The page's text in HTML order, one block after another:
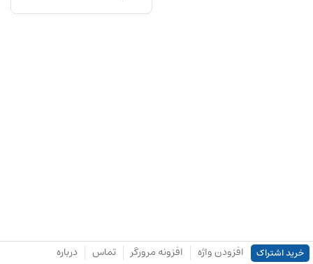
خرید اشتراک افزودن واژه افزونه مرورگر تماس درباره